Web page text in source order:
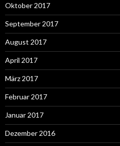
Oktober 2017
September 2017
August 2017
April 2017
März 2017
Februar 2017
Januar 2017
Dezember 2016